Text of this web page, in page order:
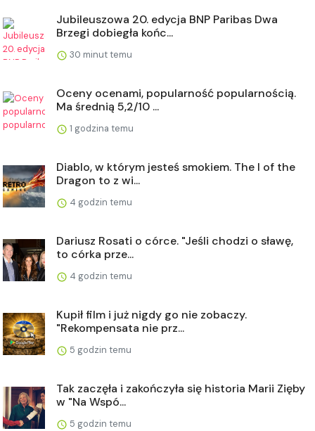
Jubileuszowa 20. edycja BNP Paribas Dwa
Brzegi dobiegła końc...
30 minut temu
Oceny ocenami, popularność popularnością.
Ma średnią 5,2/10 ...
1 godzina temu
Diablo, w którym jesteś smokiem. The I of the
Dragon to z wi...
4 godzin temu
Dariusz Rosati o córce. "Jeśli chodzi o sławę,
to córka prze...
4 godzin temu
Kupił film i już nigdy go nie zobaczy.
"Rekompensata nie prz...
5 godzin temu
Tak zaczęła i zakończyła się historia Marii Zięby
w "Na Wspó...
5 godzin temu